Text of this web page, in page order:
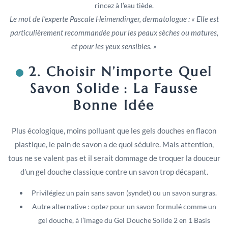
rincez à l’eau tiède.
Le mot de l’experte Pascale Heimendinger, dermatologue : « Elle est
particulièrement recommandée pour les peaux sèches ou matures,
et pour les yeux sensibles. »
2. Choisir N’importe Quel
Savon Solide : La Fausse
Bonne Idée
Plus écologique, moins polluant que les gels douches en flacon
plastique, le pain de savon a de quoi séduire. Mais attention,
tous ne se valent pas et il serait dommage de troquer la douceur
d’un gel douche classique contre un savon trop décapant.
Privilégiez un pain sans savon (syndet) ou un savon surgras.
Autre alternative : optez pour un savon formulé comme un
gel douche, à l’image du Gel Douche Solide 2 en 1 Basis